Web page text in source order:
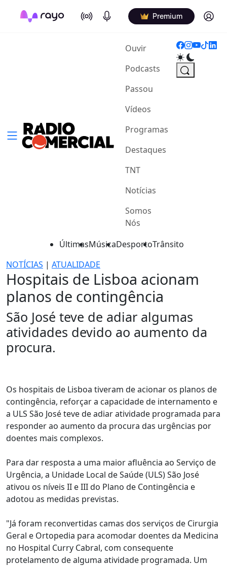
On Air Podcasts Premium Log in
Ouvir(current)
Podcasts
Passou
Vídeos
Programas
Destaques
TNT
Notícias
Somos
Nós
ÚltimasMúsicaDesportoTrânsito
NOTÍCIAS | ATUALIDADE
Hospitais de Lisboa acionam
planos de contingência
São José teve de adiar algumas
atividades devido ao aumento da
procura.
Os hospitais de Lisboa tiveram de acionar os planos de
contingência, reforçar a capacidade de internamento e
a ULS São José teve de adiar atividade programada para
responder ao aumento da procura das urgências por
doentes mais complexos.
Para dar resposta a uma maior afluência ao Serviço de
Urgência, a Unidade Local de Saúde (ULS) São José
ativou os níveis II e III do Plano de Contingência e
adotou as medidas previstas.
"Já foram reconvertidas camas dos serviços de Cirurgia
Geral e Ortopedia para acomodar doentes da Medicina
no Hospital Curry Cabral, com consequente
protelamento de alguma atividade programada. Um